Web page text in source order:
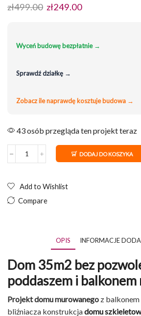
zł499.00 Pierwotna
zł249.00Aktualna
Wyceń budowę bezpłatnie →
Sprawdź działkę →
Zobacz ile naprawdę kosztuje budowa →
43 osób przegląda ten projekt teraz
ilość
bez
z
DODAJ DO KOSZYKA
Add to Wishlist
Compare
OPIS INFORMACJE
Dom 35m2 bez
poddaszem i
Projekt domu murowanego z
bliźniacza konstrukcjadomu